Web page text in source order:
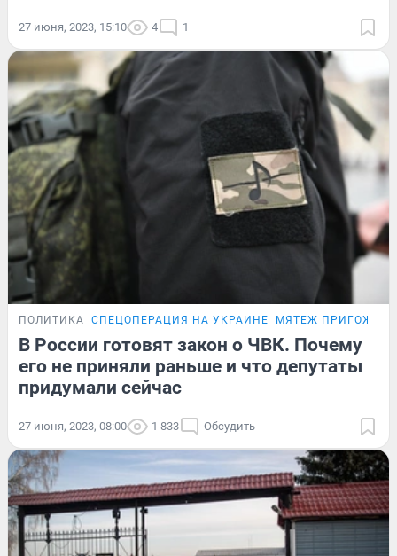
27 июня, 2023, 15:10 4 1
ПОЛИТИКА СПЕЦОПЕРАЦИЯ НА УКРАИНЕ МЯТЕЖ
В России готовят закон о ЧВК. Почему
его не приняли раньше и что депутаты
придумали сейчас
27 июня, 2023, 08:00 1 833 Обсудить